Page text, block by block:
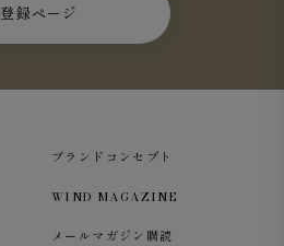
登録ページ
ブランドコンセプト
WIND MAGAZINE
メールマガジン購読